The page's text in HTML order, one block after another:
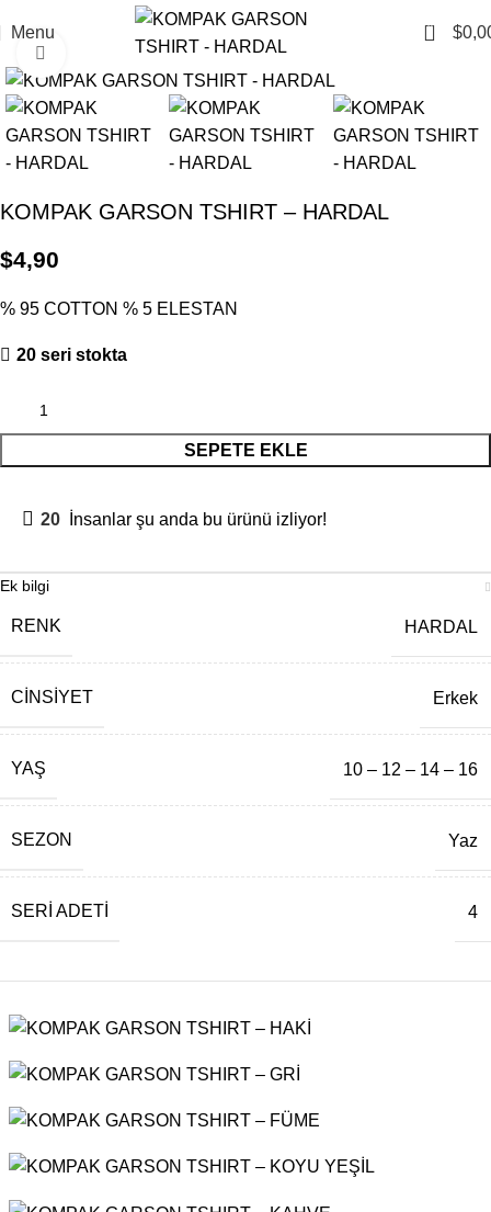
Menu 0 $
Click to enlarge
KOMPAK GARSON TSHIRT – HARDAL
$4,90
% 95 COTTON % 5 ELESTAN
20 seri stokta
SEPETE EKLE
20 İnsanlar şu anda bu ürünü izliyor!
Ek bilgi
RENK HARDAL
CINSIYET Erkek
YAŞ 10 – 12 – 14 – 16
SEZON Yaz
SERI ADETI 4